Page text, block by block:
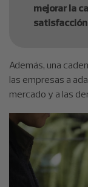
mejorar la
Además, una
las empresas a
mercado y a las